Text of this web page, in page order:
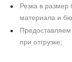
Резка в
материала и
при отгрузке;